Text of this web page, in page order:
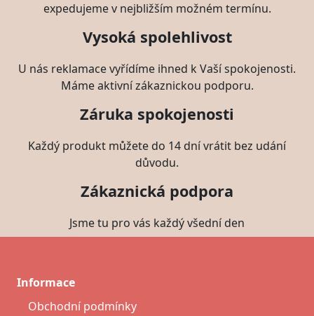
expedujeme v nejbližším možném termínu.
Vysoká spolehlivost
U nás reklamace vyřídíme ihned k Vaší spokojenosti.
Máme aktivní zákaznickou podporu.
Záruka spokojenosti
Každý produkt můžete do 14 dní vrátit bez udání
důvodu.
Zákaznická podpora
Jsme tu pro vás každý všední den
Informace
Obchodní podmínky